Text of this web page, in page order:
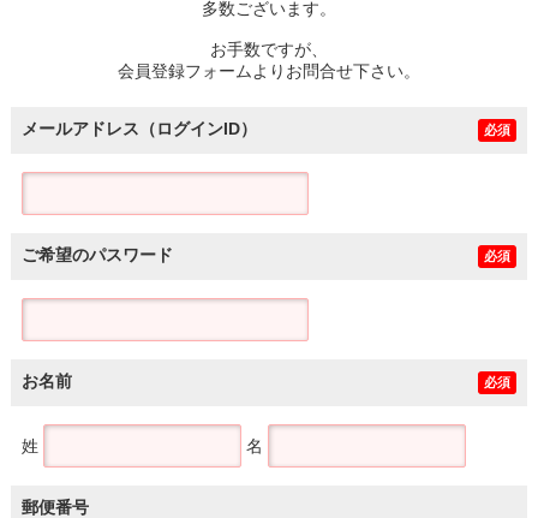
多数ございます。
お手数ですが、
会員登録フォームよりお問合せ下さい。
メールアドレス（ログインID） 必須
ご希望のパスワード 必須
お名前 必須
姓 名
郵便番号